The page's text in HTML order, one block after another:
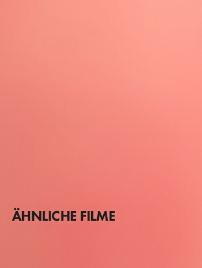
ÄHNLICHE FILME